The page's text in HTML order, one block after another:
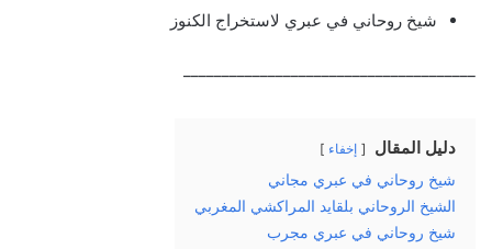
شيخ روحاني في عبري لاستخراج الكنوز
دليل المقال إخفاء
شيخ روحاني في عبري مجاني
الشيخ الروحاني بلقايد المراكشي المغربي
شيخ روحاني في عبري مجرب